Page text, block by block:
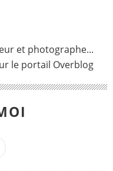
et photographe...
le portail Overblog